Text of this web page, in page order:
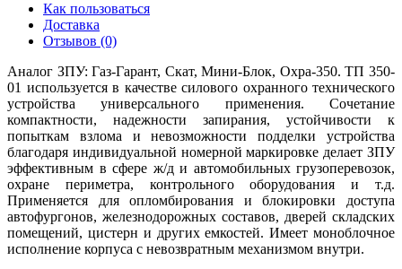
Как пользоваться
Доставка
Отзывов (0)
Аналог ЗПУ: Газ-Гарант, Скат, Мини-Блок, Охра-350. ТП 350-
01 используется в качестве силового охранного технического
устройства универсального применения. Сочетание
компактности, надежности запирания, устойчивости к
попыткам взлома и невозможности подделки устройства
благодаря индивидуальной номерной маркировке делает ЗПУ
эффективным в сфере ж/д и автомобильных грузоперевозок,
охране периметра, контрольного оборудования и т.д.
Применяется для опломбирования и блокировки доступа
автофургонов, железнодорожных составов, дверей складских
помещений, цистерн и других емкостей. Имеет моноблочное
исполнение корпуса с невозвратным механизмом внутри.